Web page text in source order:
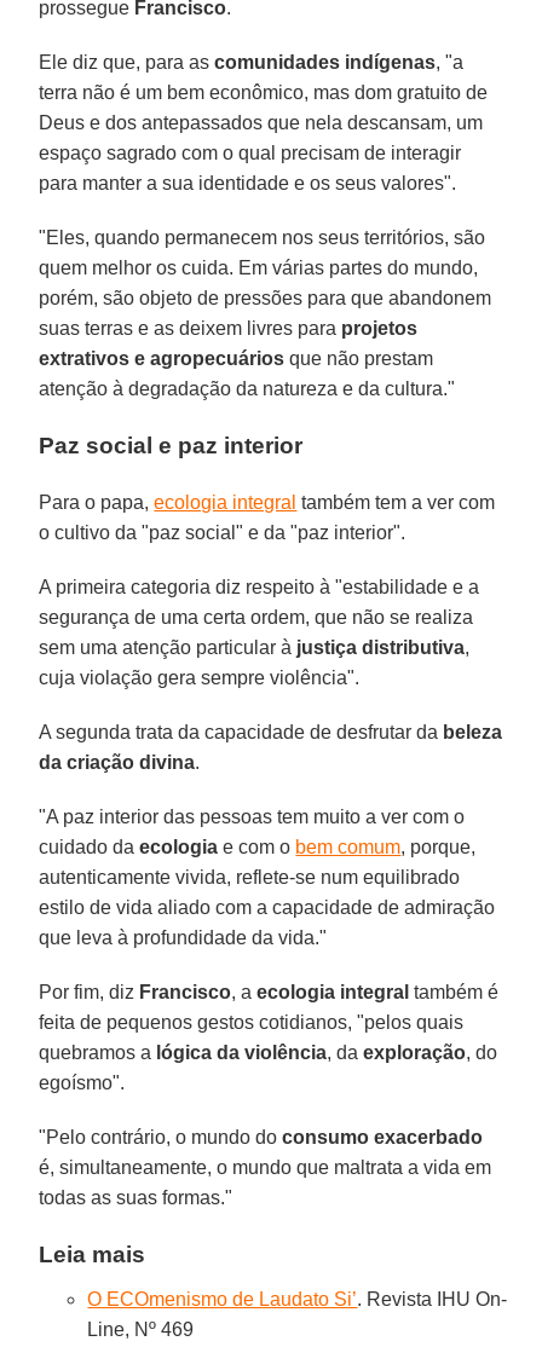
prossegue Francisco.
Ele diz que, para ascomunidades indígenas, "a
terra não é um bem econômico, mas dom gratuito de
Deus e dos antepassados que nela descansam, um
espaço sagrado com o qual precisam de interagir
para manter a sua identidade e os seus valores".
"Eles, quando permanecem nos seus territórios, são
quem melhor os cuida. Em várias partes do mundo,
porém, são objeto de pressões para que abandonem
suas terras e as deixem livres para projetos
extrativos e agropecuários que não prestam
atenção à degradação da natureza e da cultura."
Paz social e paz interior
Para o papa,ecologia integral também tem a ver com
o cultivo da "paz social" e da "paz interior".
A primeira categoria diz respeito à "estabilidade e a
segurança de uma certa ordem, que não se realiza
sem uma atenção particular à justiça distributiva,
cuja violação gera sempre violência".
A segunda trata da capacidade de desfrutar da beleza
da criação divina.
"A paz interior das pessoas tem muito a ver com o
cuidado daecologia e com o bem comum, porque,
autenticamente vivida, reflete-se num equilibrado
estilo de vida aliado com a capacidade de admiração
que leva à profundidade da vida."
Por fim, diz Francisco, aecologia integral também é
feita de pequenos gestos cotidianos, "pelos quais
quebramos a lógica da violência, daexploração, do
egoísmo".
"Pelo contrário, o mundo doconsumo exacerbado
é, simultaneamente, o mundo que maltrata a vida em
todas as suas formas."
Leia mais
O ECOmenismo de Laudato Si’. Revista IHU On-
Line, Nº 469